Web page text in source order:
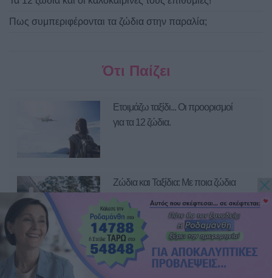
Πως συμπεριφέρονται τα ζώδια στην παραλία;
Ότι Παίζει
Ετοιμάζω ταξίδι... Οι προορισμοί
για τα 12 ζώδια.
Ζώδια και Ταξίδια: Με ποια ζώδια
μπορείς να ταξιδέψεις το φετινό
καλοκαίρι;
Τα 12 ζώδια και οι καλοκαιρινές